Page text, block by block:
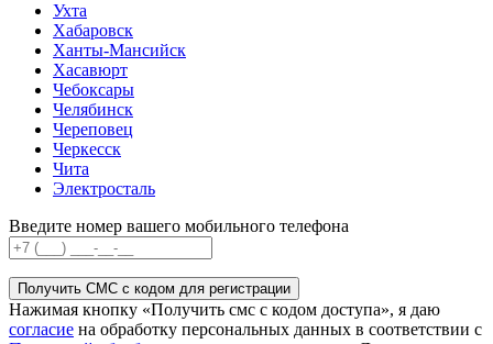
Ухта
Хабаровск
Ханты-Мансийск
Хасавюрт
Чебоксары
Челябинск
Череповец
Черкесск
Чита
Электросталь
Введите номер вашего мобильного телефона
Получить СМС с кодом для регистрации
Нажимая кнопку «Получить смс с кодом доступа», я даю
согласие на обработку персональных данных в соответствии с